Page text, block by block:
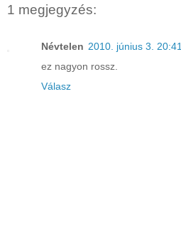
1 megjegyzés:
Névtelen 2010. június 3. 20:41
ez nagyon rossz.
Válasz